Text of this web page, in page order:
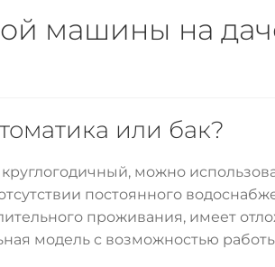
машины на
или бак?
можно
постоянного
проживания, имеет
модель с возможностью работы